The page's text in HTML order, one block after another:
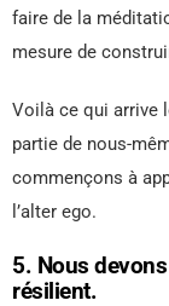
faire de la
mesure de
Voilà ce qui arrive
partie de nous-
commençons à
l’alter ego.
5. Nous
résilient.